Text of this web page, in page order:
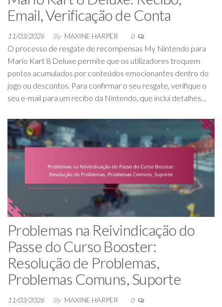
Email, Verificação de Conta
11/03/2026 By MAXINE HARPER 0
O processo de resgate de recompensas My Nintendo para
Mario Kart 8 Deluxe permite que os utilizadores troquem
pontos acumulados por conteúdos emocionantes dentro do
jogo ou descontos. Para confirmar o seu resgate, verifique o
seu e-mail para um recibo da Nintendo, que inclui detalhes…
Problemas na Reivindicação do
Passe do Curso Booster:
Resolução de Problemas,
Problemas Comuns, Suporte
11/03/2026 By MAXINE HARPER 0